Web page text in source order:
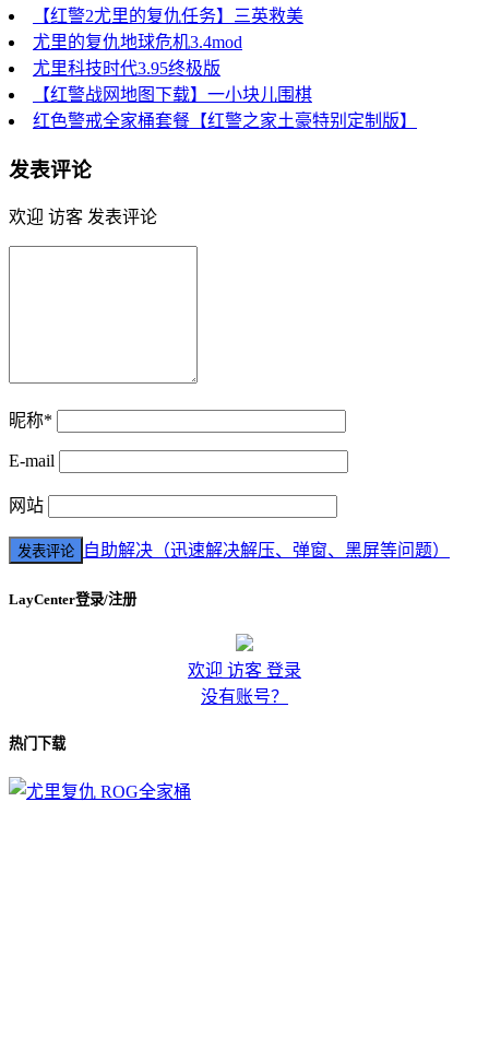
【红警2尤里的复仇任务】三英救美
尤里的复仇地球危机3.4mod
尤里科技时代3.95终极版
【红警战网地图下载】一小块儿围棋
红色警戒全家桶套餐【红警之家土豪特别定制版】
发表评论
欢迎 访客 发表评论
昵称*
E-mail
网站
自助解决（迅速解决解压、弹窗、黑屏等问题）
LayCenter登录/注册
欢迎 访客 登录
没有账号？
热门下载